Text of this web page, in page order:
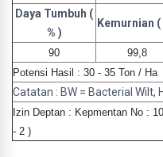
Daya Tumbuh (
% )
Kemurnian (
90 99,8
Potensi Hasil : 30 - 35 Ton / Ha
Catatan : BW = Bacterial Wilt,
Izin Deptan : Kepmentan No :
- 2 )